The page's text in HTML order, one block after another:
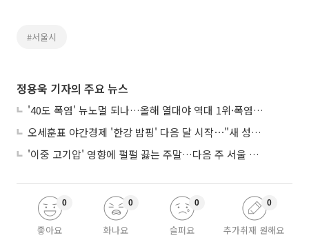
#서울시
정용욱 기자의 주요 뉴스
'40도 폭염' 뉴노멀 되나…올해 열대야 역대 1위·폭염일수 평년 3배 넘어
오세훈표 야간경제 '한강 밤핑' 다음 달 시작⋯"새 성장동력 만들 것"
'이중 고기압' 영향에 펄펄 끓는 주말…다음 주 서울 포함 서쪽이 더 덥다
좋아요
0
화나요
0
슬퍼요
0
추가취재 원해요
0